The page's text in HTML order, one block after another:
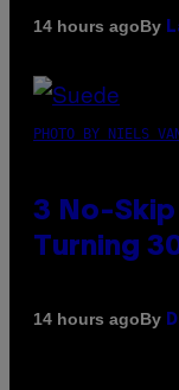
14 hours agoBy
PHOTO BY NIELS
3 No-
Turning
14 hours agoBy